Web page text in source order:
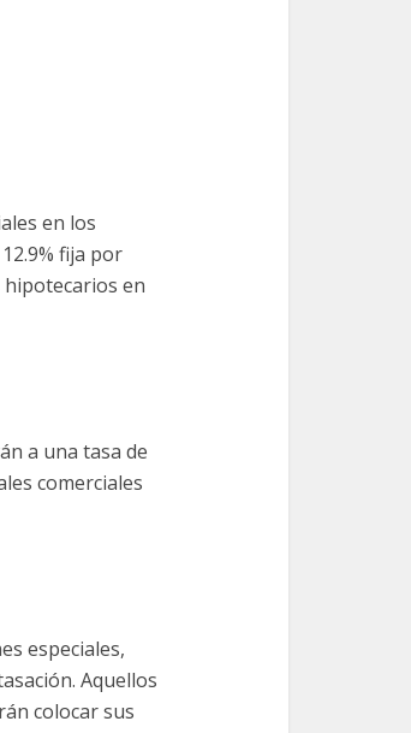
en los
fija por
hipotecarios en
a una tasa de
comerciales
especiales,
Aquellos
colocar sus